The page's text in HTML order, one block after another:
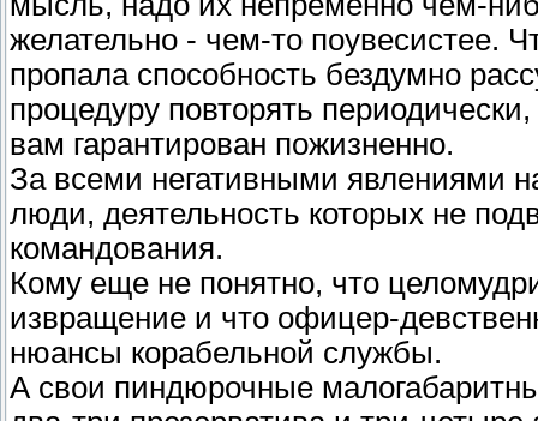
желательно - чем-то поувесистее.
пропала способность бездумно
процедуру повторять
вам гарантирован пожизненно.
За всеми негативными явлениями
люди, деятельность которых не
командования.
Кому еще не понятно, что
извращение и что офицер-
нюансы корабельной службы.
А свои пиндюрочные